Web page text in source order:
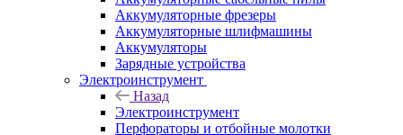
Аккумуляторные фрезеры
Аккумуляторные шлифмашины
Аккумуляторы
Зарядные устройства
Электроинструмент
Назад
Электроинструмент
Перфораторы и отбойные молотки